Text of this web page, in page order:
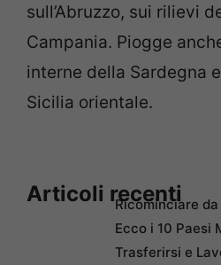
sull’Abruzzo, sui rilievi
Campania. Piogge
interne della Sardegna
Sicilia orientale.
Articoli recenti
Ricominciare da
Ecco i 10 Paesi
Trasferirsi e